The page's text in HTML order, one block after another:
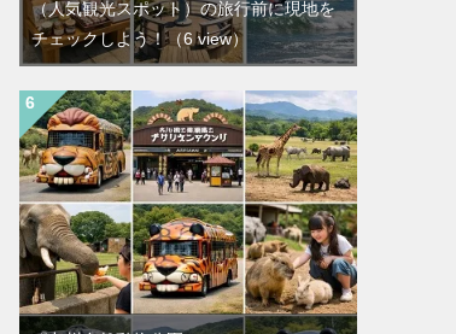
（人気観光スポット）の旅行前に現地を
チェックしよう！（6 view）